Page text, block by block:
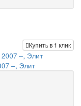
Купить в 1 клик
–, Элит